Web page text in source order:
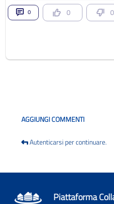
0 0 0
AGGIUNGI COMMENTI
Autenticarsi per continuare.
Piattaforma